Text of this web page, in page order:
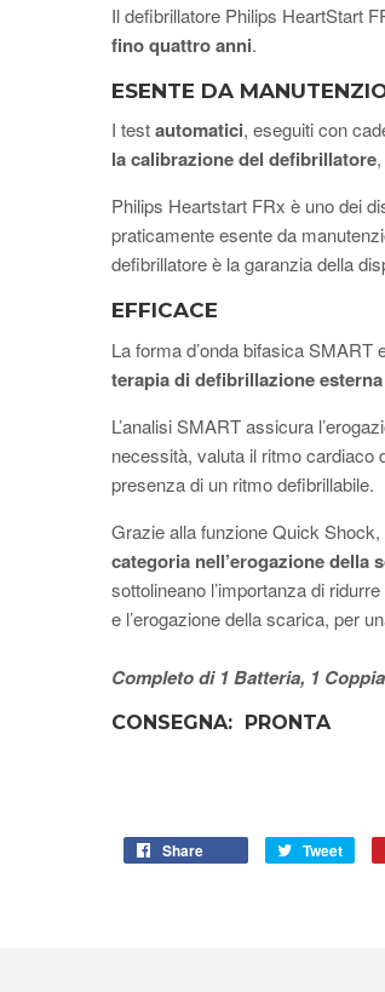
Il defibrillatore Philips HeartStart
fino quattro anni.
ESENTE DA
I testautomatici, eseguiti con
la calibrazione del defibrillatore
Philips Heartstart FRx è uno dei
praticamente esente da
defibrillatore è la garanzia della
EFFICACE
La forma d’onda bifasica
terapia di defibrillazione
L’analisi SMART assicura
necessità, valuta il ritmo cardiaco
presenza di un ritmo defibrillabile.
Grazie alla funzione Quick Shock,
categoria nell’erogazione della
sottolineano l’importanza di
e l’erogazione della scarica, per
Completo di 1 Batteria, 1
CONSEGNA: PRONTA
Share Tweet